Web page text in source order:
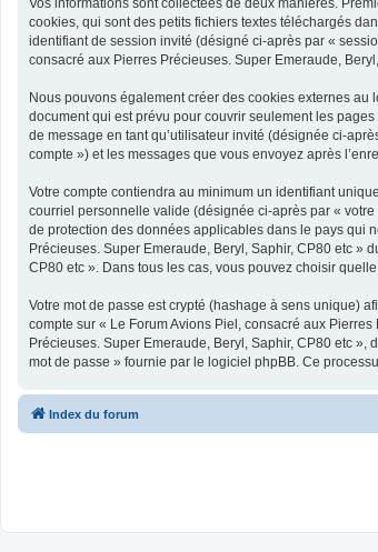
Vos informations sont collectées de deux manières.
cookies, qui sont des petits fichiers textes téléchargés
identifiant de session invité (désigné ci-après par «
consacré aux Pierres Précieuses. Super Emeraude,
Nous pouvons également créer des cookies externes
document qui est prévu pour couvrir seulement les
de message en tant qu’utilisateur invité (désignée ci-
compte ») et les messages que vous envoyez après
Votre compte contiendra au minimum un identifiant
courriel personnelle valide (désignée ci-après par «
de protection des données applicables dans le pays qui
Précieuses. Super Emeraude, Beryl, Saphir, CP80 etc »
CP80 etc ». Dans tous les cas, vous pouvez choisir
Votre mot de passe est crypté (hashage à sens unique)
compte sur « Le Forum Avions Piel, consacré aux
Précieuses. Super Emeraude, Beryl, Saphir, CP80 etc
mot de passe » fournie par le logiciel phpBB. Ce
Index du forum